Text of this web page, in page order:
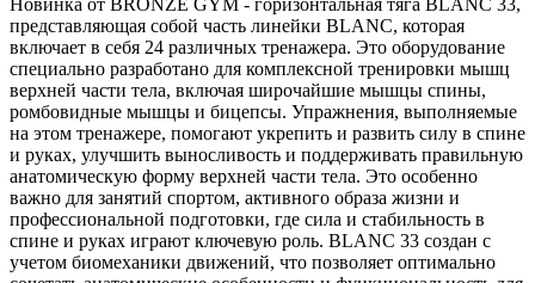
представляющая собой часть линейки BLANC, которая
включает в себя 24 различных тренажера. Это оборудование
специально разработано для комплексной тренировки мышц
верхней части тела, включая широчайшие мышцы спины,
ромбовидные мышцы и бицепсы. Упражнения, выполняемые
на этом тренажере, помогают укрепить и развить силу в спине
и руках, улучшить выносливость и поддерживать правильную
анатомическую форму верхней части тела. Это особенно
важно для занятий спортом, активного образа жизни и
профессиональной подготовки, где сила и стабильность в
спине и руках играют ключевую роль. BLANC 33 создан с
учетом биомеханики движений, что позволяет оптимально